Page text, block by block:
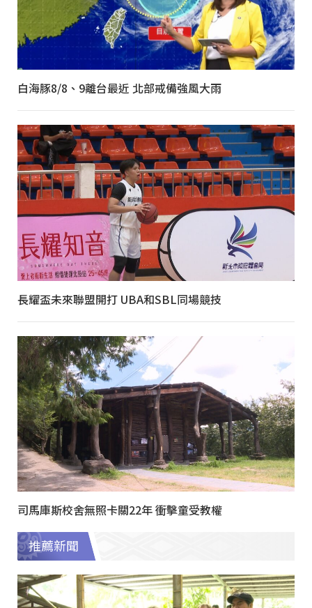
白海豚8/8、9離台最近 北部戒備強風大雨
長耀盃未來聯盟開打 UBA和SBL同場競技
司馬庫斯校舍無照卡關22年 衝擊童受教權
推薦新聞